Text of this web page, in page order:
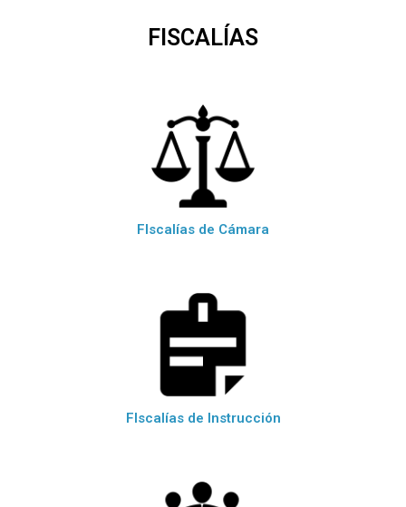
FISCALÍAS
FIscalías de Cámara
FIscalías de Instrucción